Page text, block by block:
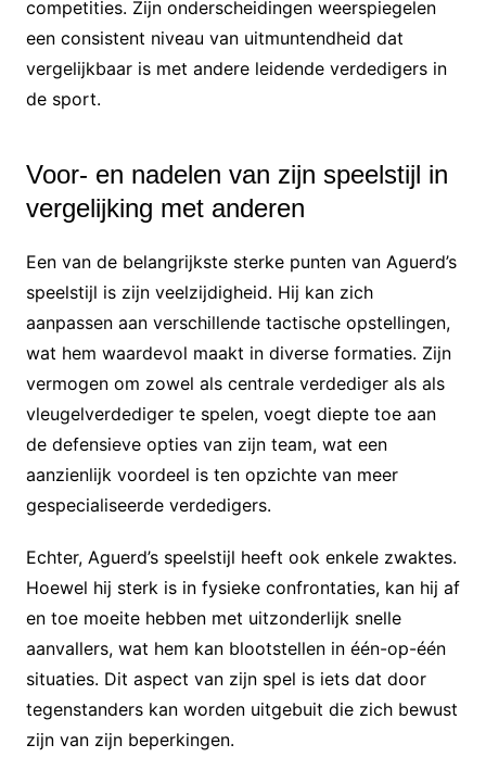
competities. Zijn onderscheidingen weerspiegelen
een consistent niveau van uitmuntendheid dat
vergelijkbaar is met andere leidende verdedigers in
de sport.
Voor- en nadelen van zijn speelstijl in
vergelijking met anderen
Een van de belangrijkste sterke punten van Aguerd’s
speelstijl is zijn veelzijdigheid. Hij kan zich
aanpassen aan verschillende tactische opstellingen,
wat hem waardevol maakt in diverse formaties. Zijn
vermogen om zowel als centrale verdediger als als
vleugelverdediger te spelen, voegt diepte toe aan
de defensieve opties van zijn team, wat een
aanzienlijk voordeel is ten opzichte van meer
gespecialiseerde verdedigers.
Echter, Aguerd’s speelstijl heeft ook enkele zwaktes.
Hoewel hij sterk is in fysieke confrontaties, kan hij af
en toe moeite hebben met uitzonderlijk snelle
aanvallers, wat hem kan blootstellen in één-op-één
situaties. Dit aspect van zijn spel is iets dat door
tegenstanders kan worden uitgebuit die zich bewust
zijn van zijn beperkingen.